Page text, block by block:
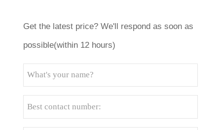
Get the latest price? We'll respond as soon as
possible(within 12 hours)